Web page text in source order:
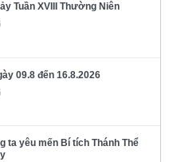
Tuần XVIII Thường Niên
09.8 đến 16.8.2026
ta yêu mến Bí tích Thánh Thể